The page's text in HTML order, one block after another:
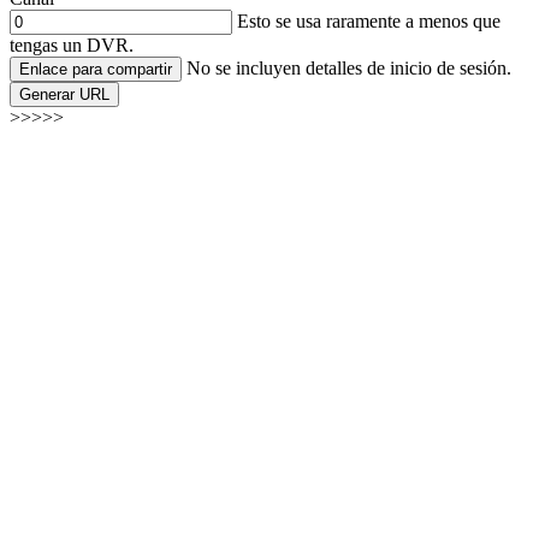
Esto se usa raramente a menos que
tengas un DVR.
Enlace para compartir No se incluyen detalles de inicio de sesión.
Generar URL
>>>>>